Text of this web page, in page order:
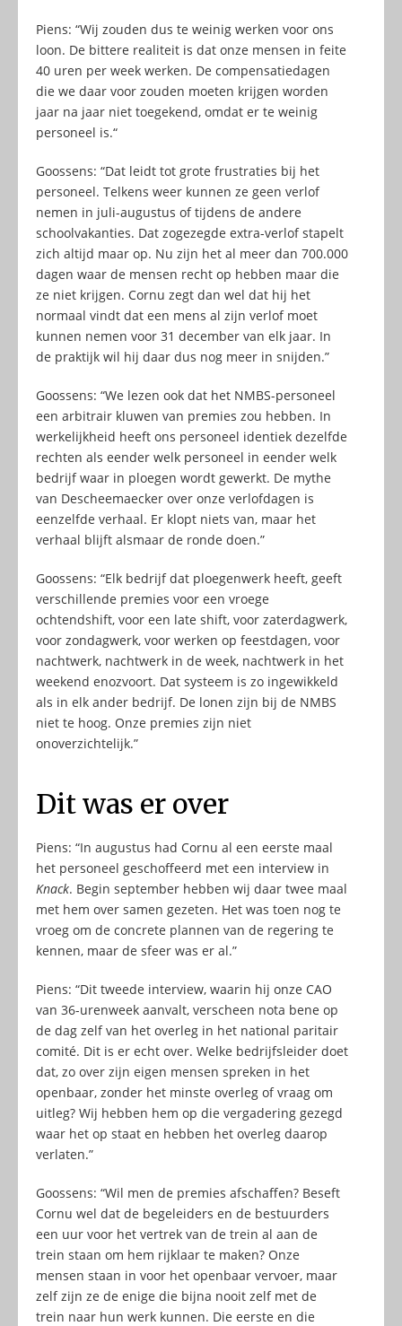
Piens: “Wij zouden dus te weinig werken voor ons
loon. De bittere realiteit is dat onze mensen in feite
40 uren per week werken. De compensatiedagen
die we daar voor zouden moeten krijgen worden
jaar na jaar niet toegekend, omdat er te weinig
personeel is.“
Goossens: “Dat leidt tot grote frustraties bij het
personeel. Telkens weer kunnen ze geen verlof
nemen in juli-augustus of tijdens de andere
schoolvakanties. Dat zogezegde extra-verlof stapelt
zich altijd maar op. Nu zijn het al meer dan 700.000
dagen waar de mensen recht op hebben maar die
ze niet krijgen. Cornu zegt dan wel dat hij het
normaal vindt dat een mens al zijn verlof moet
kunnen nemen voor 31 december van elk jaar. In
de praktijk wil hij daar dus nog meer in snijden.”
Goossens: “We lezen ook dat het NMBS-personeel
een arbitrair kluwen van premies zou hebben. In
werkelijkheid heeft ons personeel identiek dezelfde
rechten als eender welk personeel in eender welk
bedrijf waar in ploegen wordt gewerkt. De mythe
van Descheemaecker over onze verlofdagen is
eenzelfde verhaal. Er klopt niets van, maar het
verhaal blijft alsmaar de ronde doen.”
Goossens: “Elk bedrijf dat ploegenwerk heeft, geeft
verschillende premies voor een vroege
ochtendshift, voor een late shift, voor zaterdagwerk,
voor zondagwerk, voor werken op feestdagen, voor
nachtwerk, nachtwerk in de week, nachtwerk in het
weekend enozvoort. Dat systeem is zo ingewikkeld
als in elk ander bedrijf. De lonen zijn bij de NMBS
niet te hoog. Onze premies zijn niet
onoverzichtelijk.”
Dit was er over
Piens: “In augustus had Cornu al een eerste maal
het personeel geschoffeerd met een interview in
Knack. Begin september hebben wij daar twee maal
met hem over samen gezeten. Het was toen nog te
vroeg om de concrete plannen van de regering te
kennen, maar de sfeer was er al.”
Piens: “Dit tweede interview, waarin hij onze CAO
van 36-urenweek aanvalt, verscheen nota bene op
de dag zelf van het overleg in het national paritair
comité. Dit is er echt over. Welke bedrijfsleider doet
dat, zo over zijn eigen mensen spreken in het
openbaar, zonder het minste overleg of vraag om
uitleg? Wij hebben hem op die vergadering gezegd
waar het op staat en hebben het overleg daarop
verlaten.”
Goossens: “Wil men de premies afschaffen? Beseft
Cornu wel dat de begeleiders en de bestuurders
een uur voor het vertrek van de trein al aan de
trein staan om hem rijklaar te maken? Onze
mensen staan in voor het openbaar vervoer, maar
zelf zijn ze de enige die bijna nooit zelf met de
trein naar hun werk kunnen. Die eerste en die